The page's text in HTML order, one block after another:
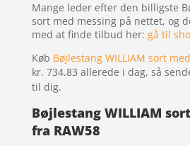
Mange leder efter den billigste
sort med messing på nettet, og
med at finde tilbud her: gå til
Køb Bøjlestang WILLIAM sort
kr. 734.83 allerede i dag, så
til dig.
Bøjlestang WILLIAM
fra RAW58